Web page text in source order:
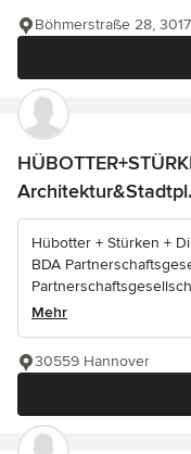
Böhmerstraße 28,
Hübotter + Stürken +
BDA
Mehr
30559 Hannover